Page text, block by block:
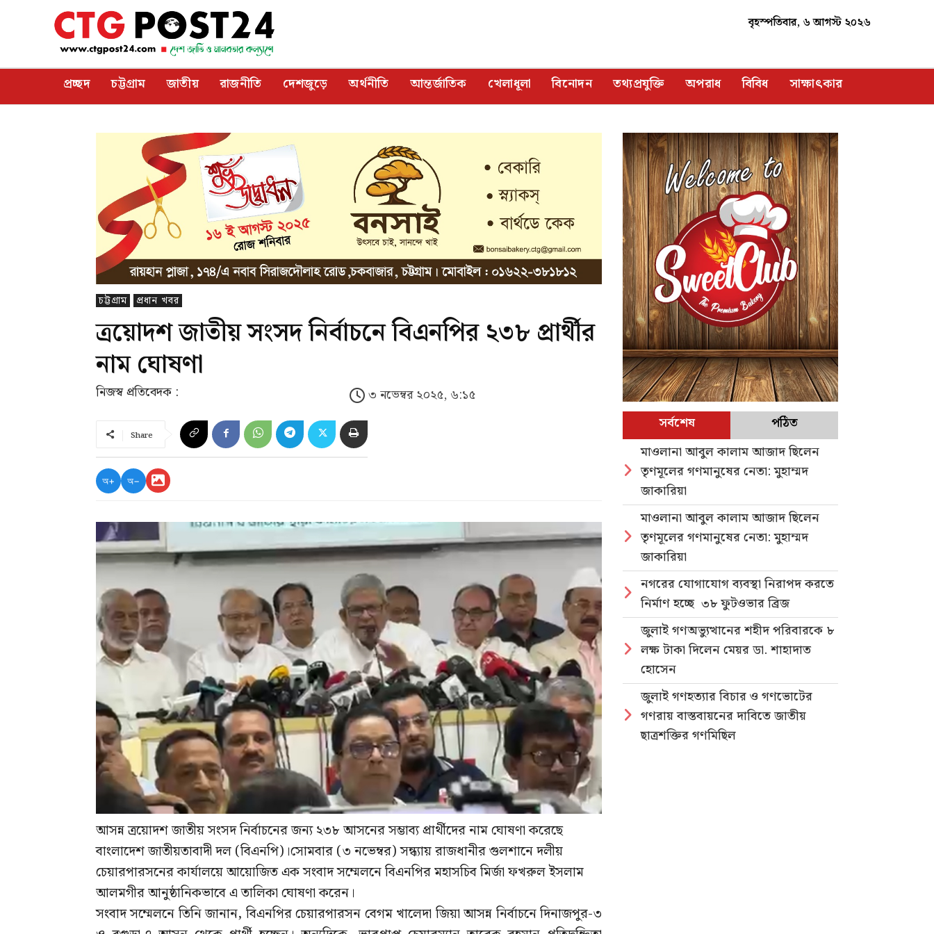
বৃহস্পতিবার, ৬ আগস্ট ২০২৬
প্রচ্ছদ চট্টগ্রাম জাতীয় রাজনীতি দেশজুড়ে অর্থনীতি আন্তর্জাতিক খেলাধূলা বিনোদন তথ্যপ্রযুক্তি অপরাধ বিবিধ সাক্ষাৎকার
চট্টগ্রাম প্রধান খবর
ত্রয়োদশ জাতীয় সংসদ নির্বাচনে বিএনপির ২৩৮ প্রার্থীর
নাম ঘোষণা
নিজস্ব প্রতিবেদক : ৩ নভেম্বর ২০২৫, ৬:১৫
Share
অ+ অ−
আসন্ন ত্রয়োদশ জাতীয় সংসদ নির্বাচনের জন্য ২৩৮ আসনের সম্ভাব্য প্রার্থীদের নাম ঘোষণা করেছে
বাংলাদেশ জাতীয়তাবাদী দল (বিএনপি)।সোমবার (৩ নভেম্বর) সন্ধ্যায় রাজধানীর গুলশানে দলীয়
চেয়ারপারসনের কার্যালয়ে আয়োজিত এক সংবাদ সম্মেলনে বিএনপির মহাসচিব মির্জা ফখরুল ইসলাম
আলমগীর আনুষ্ঠানিকভাবে এ তালিকা ঘোষণা করেন।
সংবাদ সম্মেলনে তিনি জানান, বিএনপির চেয়ারপারসন বেগম খালেদা জিয়া আসন্ন নির্বাচনে দিনাজপুর-৩
সর্বশেষ
পঠিত
মাওলানা আবুল কালাম আজাদ ছিলেন
তৃণমূলের গণমানুষের নেতা: মুহাম্মদ
জাকারিয়া
মাওলানা আবুল কালাম আজাদ ছিলেন
তৃণমূলের গণমানুষের নেতা: মুহাম্মদ
জাকারিয়া
নগরের যোগাযোগ ব্যবস্থা নিরাপদ করতে
নির্মাণ হচ্ছে ৩৮ ফুটওভার ব্রিজ
জুলাই গণঅভ্যুত্থানের শহীদ পরিবারকে ৮
লক্ষ টাকা দিলেন মেয়র ডা. শাহাদাত
হোসেন
জুলাই গণহত্যার বিচার ও গণভোটের
গণরায় বাস্তবায়নের দাবিতে জাতীয়
ছাত্রশক্তির গণমিছিল